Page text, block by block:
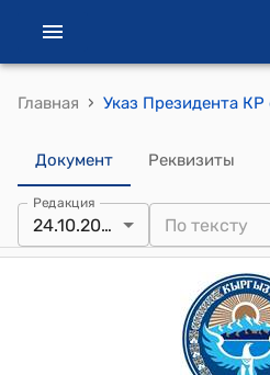
Главная ›
Документ Реквизиты
Редакция
24.10.2005